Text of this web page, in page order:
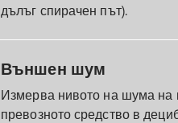
дълъг спирачен път).
Външен шум
Измерва нивото на шума на
превозното средство в